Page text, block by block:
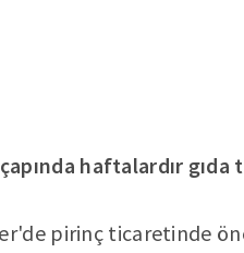
haftalardır
pirinç ticaretinde